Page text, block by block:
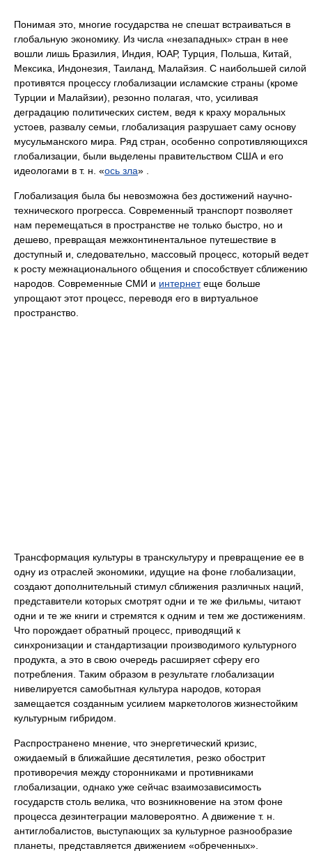
Понимая это, многие государства не спешат встраиваться в
глобальную экономику. Из числа «незападных» стран в нее
вошли лишь Бразилия, Индия, ЮАР, Турция, Польша, Китай,
Мексика, Индонезия, Таиланд, Малайзия. С наибольшей силой
противятся процессу глобализации исламские страны (кроме
Турции и Малайзии), резонно полагая, что, усиливая
деградацию политических систем, ведя к краху моральных
устоев, развалу семьи, глобализация разрушает саму основу
мусульманского мира. Ряд стран, особенно сопротивляющихся
глобализации, были выделены правительством США и его
идеологами в т. н. «ось зла» .
Глобализация была бы невозможна без достижений научно-
технического прогресса. Современный транспорт позволяет
нам перемещаться в пространстве не только быстро, но и
дешево, превращая межконтинентальное путешествие в
доступный и, следовательно, массовый процесс, который ведет
к росту межнационального общения и способствует сближению
народов. Современные СМИ и интернетеще больше
упрощают этот процесс, переводя его в виртуальное
пространство.
Трансформация культуры в транскультуру и превращение ее в
одну из отраслей экономики, идущие на фоне глобализации,
создают дополнительный стимул сближения различных наций,
представители которых смотрят одни и те же фильмы, читают
одни и те же книги и стремятся к одним и тем же достижениям.
Что порождает обратный процесс, приводящий к
синхронизации и стандартизации производимого культурного
продукта, а это в свою очередь расширяет сферу его
потребления. Таким образом в результате глобализации
нивелируется самобытная культура народов, которая
замещается созданным усилием маркетологов жизнестойким
культурным гибридом.
Распространено мнение, что энергетический кризис,
ожидаемый в ближайшие десятилетия, резко обострит
противоречия между сторонниками и противниками
глобализации, однако уже сейчас взаимозависимость
государств столь велика, что возникновение на этом фоне
процесса дезинтеграции маловероятно. А движение т. н.
антиглобалистов, выступающих за культурное разнообразие
планеты, представляется движением «обреченных».